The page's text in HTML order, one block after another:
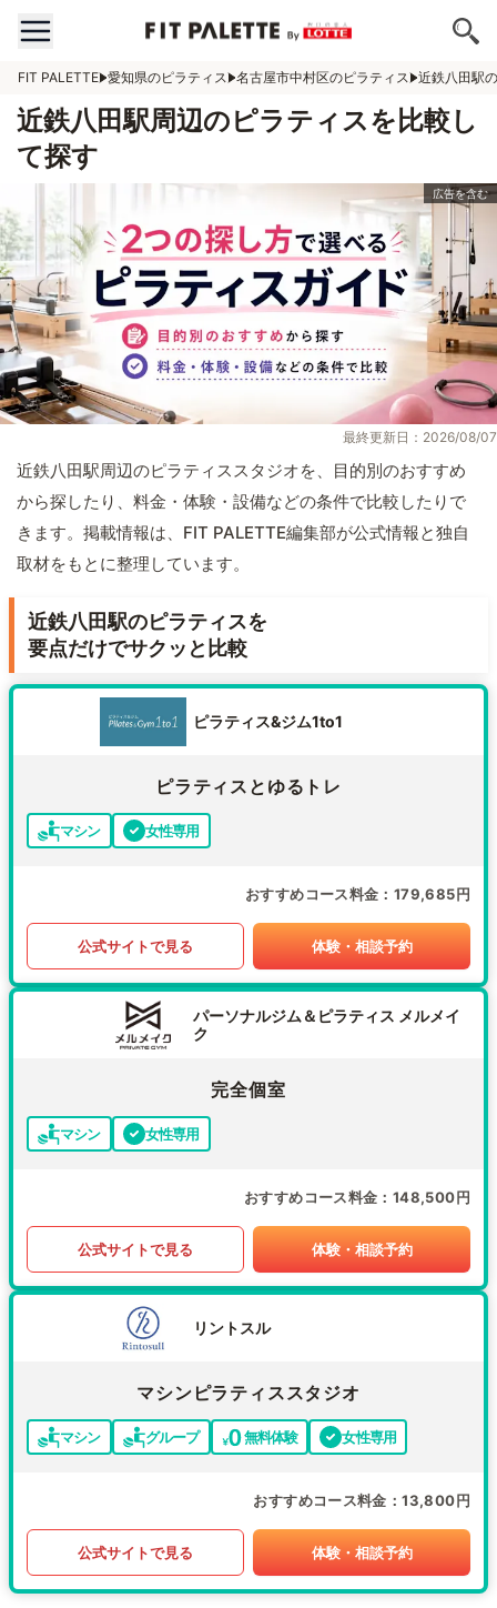
FIT PALETTE 愛知県のピラティス 名古屋市中村区のピラティス 近鉄八田駅
近鉄八田駅周辺のピラティスを比較し
て探す
最終更新日：2026/08/07
近鉄八田駅周辺のピラティススタジオを、目的別のおすすめ
から探したり、料金・体験・設備などの条件で比較したりで
きます。掲載情報は、FIT PALETTE編集部が公式情報と独自
取材をもとに整理しています。
近鉄八田駅のピラティスを
要点だけでサクッと比較
ピラティス&ジム1to1
ピラティスとゆるトレ
マシン 女性専用
おすすめコース料金 179,685円
公式サイトで見る 体験・相談予約
パーソナルジム＆ピラティス メルメイ
ク
完全個室
マシン 女性専用
おすすめコース料金 148,500円
公式サイトで見る 体験・相談予約
リントスル
マシンピラティススタジオ
マシン グループ 無料体験 女性専用
おすすめコース料金 13,800円
公式サイトで見る 体験・相談予約